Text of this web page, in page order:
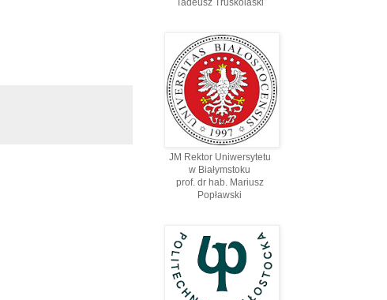
Tadeusz Truskolaski
JM Rektor Uniwersytetu
w Białymstoku
prof. dr hab. Mariusz
Popławski